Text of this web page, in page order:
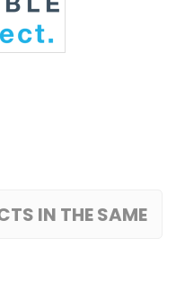
IN THE SAME